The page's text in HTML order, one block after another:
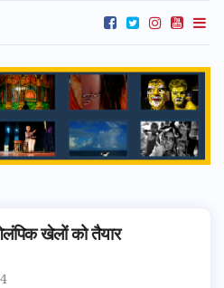
खेलों को तैयार